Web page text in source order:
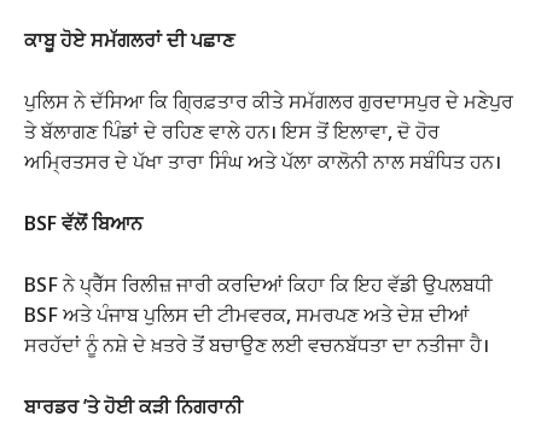
ਕਾਬੂ ਹੋਏ ਸਮੱਗਲਰਾਂ ਦੀ ਪਛਾਣ
ਪੁਲਿਸ ਨੇ ਦੱਸਿਆ ਕਿ ਗ੍ਰਿਫ਼ਤਾਰ ਕੀਤੇ ਸਮੱਗਲਰ ਗੁਰਦਾਸਪੁਰ ਦੇ ਮਣੇਪੁਰ
ਤੇ ਬੱਲਾਗਣ ਪਿੰਡਾਂ ਦੇ ਰਹਿਣ ਵਾਲੇ ਹਨ। ਇਸ ਤੋਂ ਇਲਾਵਾ, ਦੋ ਹੋਰ
ਅਮ੍ਰਿਤਸਰ ਦੇ ਪੱਖਾ ਤਾਰਾ ਸਿੰਘ ਅਤੇ ਪੱਲਾ ਕਾਲੋਨੀ ਨਾਲ ਸਬੰਧਿਤ ਹਨ।
BSF ਵੱਲੋਂ ਬਿਆਨ
BSF ਨੇ ਪ੍ਰੈੱਸ ਰਿਲੀਜ਼ ਜਾਰੀ ਕਰਦਿਆਂ ਕਿਹਾ ਕਿ ਇਹ ਵੱਡੀ ਉਪਲਬਧੀ
BSF ਅਤੇ ਪੰਜਾਬ ਪੁਲਿਸ ਦੀ ਟੀਮਵਰਕ, ਸਮਰਪਣ ਅਤੇ ਦੇਸ਼ ਦੀਆਂ
ਸਰਹੱਦਾਂ ਨੂੰ ਨਸ਼ੇ ਦੇ ਖ਼ਤਰੇ ਤੋਂ ਬਚਾਉਣ ਲਈ ਵਚਨਬੱਧਤਾ ਦਾ ਨਤੀਜਾ ਹੈ।
ਬਾਰਡਰ ’ਤੇ ਹੋਈ ਕੜੀ ਨਿਗਰਾਨੀ